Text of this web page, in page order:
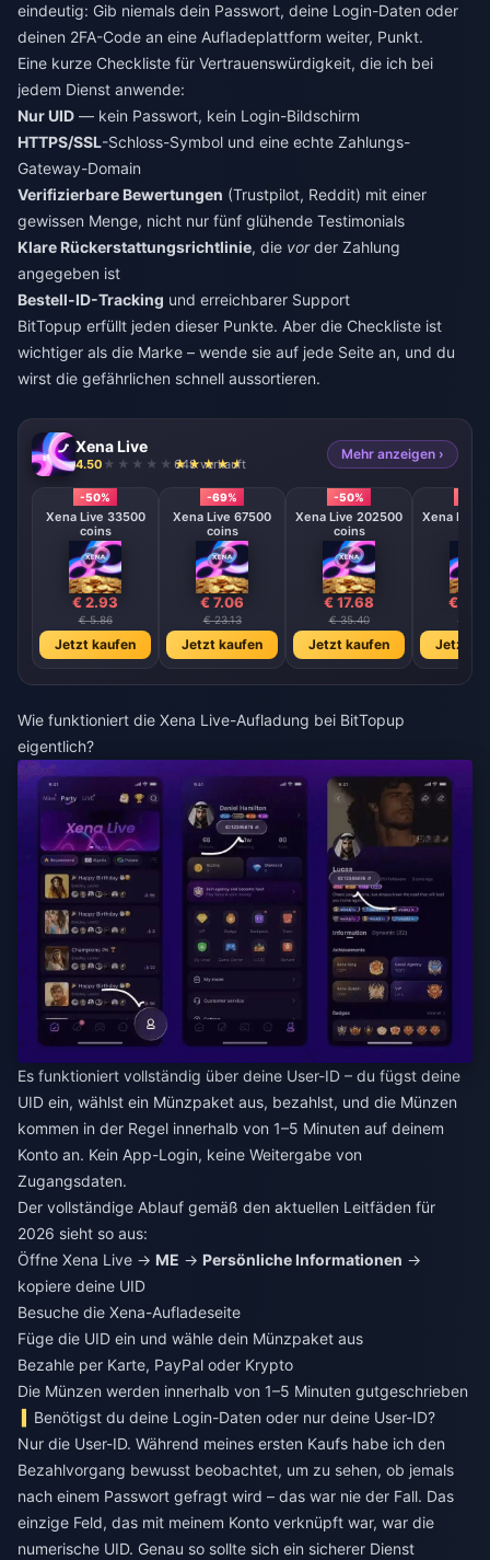
eindeutig: Gib niemals dein Passwort, deine Login-Daten oder
deinen 2FA-Code an eine Aufladeplattform weiter, Punkt.
Eine kurze Checkliste für Vertrauenswürdigkeit, die ich bei
jedem Dienst anwende:
Nur UID — kein Passwort, kein Login-Bildschirm
HTTPS/SSL-Schloss-Symbol und eine echte Zahlungs-
Gateway-Domain
Verifizierbare Bewertungen (Trustpilot, Reddit) mit einer
gewissen Menge, nicht nur fünf glühende Testimonials
Klare Rückerstattungsrichtlinie, die vorder Zahlung
angegeben ist
Bestell-ID-Tracking und erreichbarer Support
BitTopup erfüllt jeden dieser Punkte. Aber die Checkliste ist
wichtiger als die Marke – wende sie auf jede Seite an, und du
wirst die gefährlichen schnell aussortieren.
Xena Live
4.50 648 verkauft
Mehr anzeigen ›
-50%
Xena Live 33500
coins
€ 2.93
€ 5.86
Jetzt kaufen
-69%
Xena Live 67500
coins
€ 7.06
€ 23.13
Jetzt kaufen
-50%
Xena Live 202500
coins
€ 17.68
€ 35.40
Jetzt kaufen
Xena Live
€
€
Jetzt
Wie funktioniert die Xena Live-Aufladung bei BitTopup
eigentlich?
Es funktioniert vollständig über deine User-ID – du fügst deine
UID ein, wählst ein Münzpaket aus, bezahlst, und die Münzen
kommen in der Regel innerhalb von 1–5 Minuten auf deinem
Konto an. Kein App-Login, keine Weitergabe von
Zugangsdaten.
Der vollständige Ablauf gemäß den aktuellen Leitfäden für
2026 sieht so aus:
Öffne Xena Live → ME → Persönliche Informationen →
kopiere deine UID
Besuche die Xena-Aufladeseite
Füge die UID ein und wähle dein Münzpaket aus
Bezahle per Karte, PayPal oder Krypto
Die Münzen werden innerhalb von 1–5 Minuten gutgeschrieben
Benötigst du deine Login-Daten oder nur deine User-ID?
Nur die User-ID. Während meines ersten Kaufs habe ich den
Bezahlvorgang bewusst beobachtet, um zu sehen, ob jemals
nach einem Passwort gefragt wird – das war nie der Fall. Das
einzige Feld, das mit meinem Konto verknüpft war, war die
numerische UID. Genau so sollte sich ein sicherer Dienst